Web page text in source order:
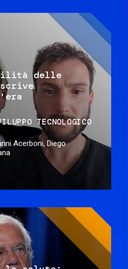
delle
TECNOLOGICO
Acerboni, Diego